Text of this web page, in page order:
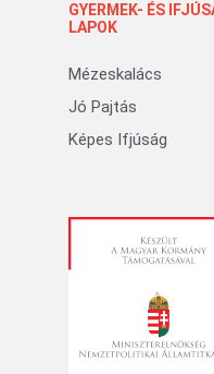
GYERMEK- ÉS
LAPOK
Mézeskalács
Jó Pajtás
Képes Ifjúság